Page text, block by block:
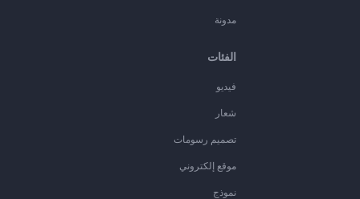
مدونة
الفئات
فيديو
شعار
تصميم رسومات
موقع إلكتروني
نموذج